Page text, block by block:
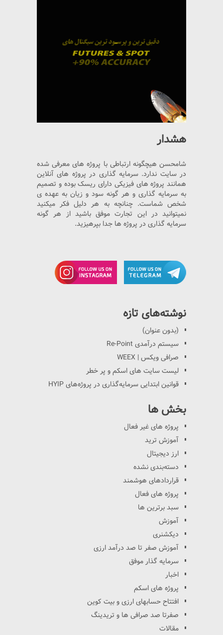
هشدار
شامحسن هیچگونه ارتباطی با پروژه های معرفی شده
در سایت ندارد. سرمایه گذاری در پروژه های آنلاین
همانند پروژه های فیزیکی دارای ریسک بوده و تصمیم
به سرمایه گذاری و هر گونه سود و زیان به عهده ی
شخص شماست. چنانچه به هر دلیل فکر میکنید
نمیتوانید در این تجارت موفق باشید از هر گونه
سرمایه گذاری در پروژه ها جدا بپرهیزید.
نوشته‌های تازه
(بدون عنوان)
سیستم درآمدی Re-Point
صرافی ویکس | WEEX
لیست سایت های اسکم و پر خطر
قوانین ابتدایی سرمایه‌گذاری در پروژه‌های HYIP
بخش ها
پروژه های غیر فعال
آموزش ترید
ارز دیجیتال
دسته‌بندی نشده
قراردادهای هوشمند
پروژه های فعال
سبد برترین ها
آموزش
دیکشنری
آموزش صفر تا صد درآمد ارزی
سرمایه گذار موفق
اخبار
پروژه های اسکم
افتتاح حسابهای ارزی و بیت کوین
صفرتا صد صرافی ها و تریدینگ
مقالات